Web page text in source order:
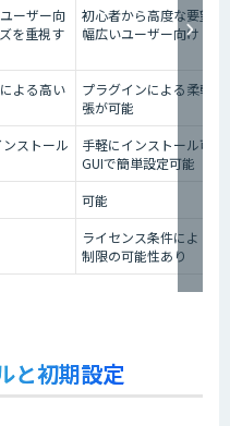
ーザー向
を重視す
初心者から高度な要望ま
幅広いユーザー向け
よる高い
プラグインによる柔軟な
張が可能
ストール
手軽にインストール可能
GUIで簡単設定可能
可能
ライセンス条件により一
制限の可能性あり
と初期設定